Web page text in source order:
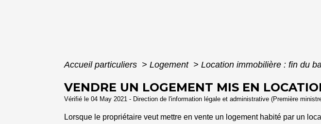
Accueil particuliers > Logement > Location immobilière : fin du
VENDRE UN LOGEMENT MIS EN
Vérifié le 04 May 2021 - Direction de l'information légale et administrative (Première
Lorsque le propriétaire veut mettre en vente un logement habité par un